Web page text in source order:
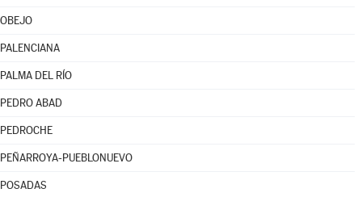
OBEJO
PALENCIANA
PALMA DEL RÍO
PEDRO ABAD
PEDROCHE
PEÑARROYA-PUEBLONUEVO
POSADAS